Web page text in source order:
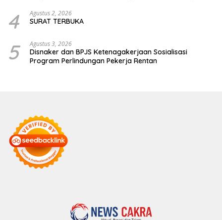
4 Agustus 2, 2026
SURAT TERBUKA
5 Agustus 3, 2026
Disnaker dan BPJS Ketenagakerjaan Sosialisasi
Program Perlindungan Pekerja Rentan